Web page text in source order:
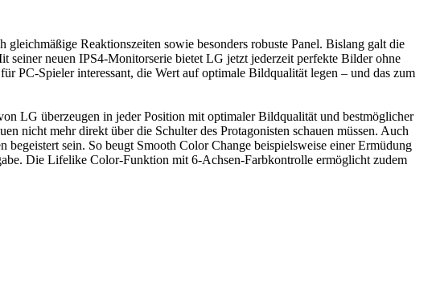
Reaktionszeiten sowie besonders robuste Panel. Bislang galt die
neuen IPS4-Monitorserie bietet LG jetzt jederzeit perfekte Bilder ohne
PC-Spieler interessant, die Wert auf optimale Bildqualität legen – und das zum
LG überzeugen in jeder Position mit optimaler Bildqualität und bestmöglicher
nicht mehr direkt über die Schulter des Protagonisten schauen müssen. Auch
sein. So beugt Smooth Color Change beispielsweise einer Ermüdung
Die Lifelike Color-Funktion mit 6-Achsen-Farbkontrolle ermöglicht zudem